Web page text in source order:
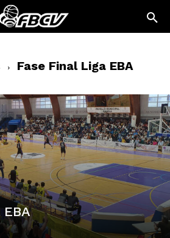
Fase Final Liga EBA